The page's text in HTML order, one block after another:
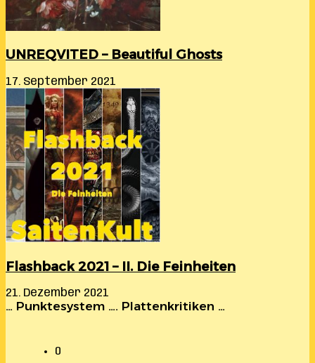
UNREQVITED – Beautiful Ghosts
17. September 2021
Flashback 2021 – II. Die Feinheiten
21. Dezember 2021
… Punktesystem …. Plattenkritiken …
0